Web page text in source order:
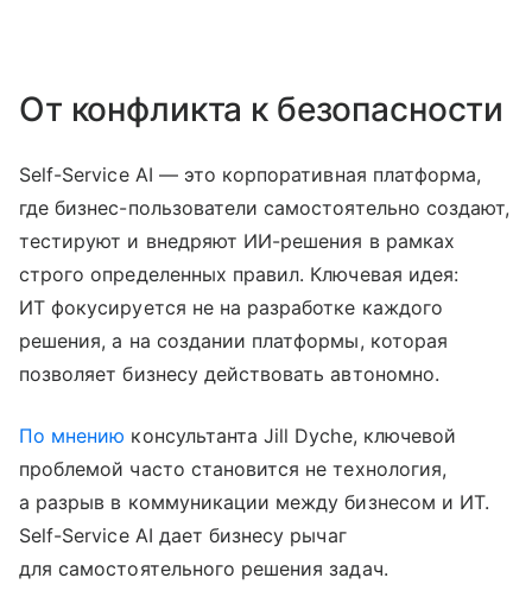
От конфликта к безопасности
Self-Service AI — это корпоративная платформа,
где бизнес-пользователи самостоятельно создают,
тестируют и внедряют ИИ-решения в рамках
строго определенных правил. Ключевая идея:
ИТ фокусируется не на разработке каждого
решения, а на создании платформы, которая
позволяет бизнесу действовать автономно.
По мнению консультанта Jill Dyche, ключевой
проблемой часто становится не технология,
а разрыв в коммуникации между бизнесом и ИТ.
Self-Service AI дает бизнесу рычаг
для самостоятельного решения задач.